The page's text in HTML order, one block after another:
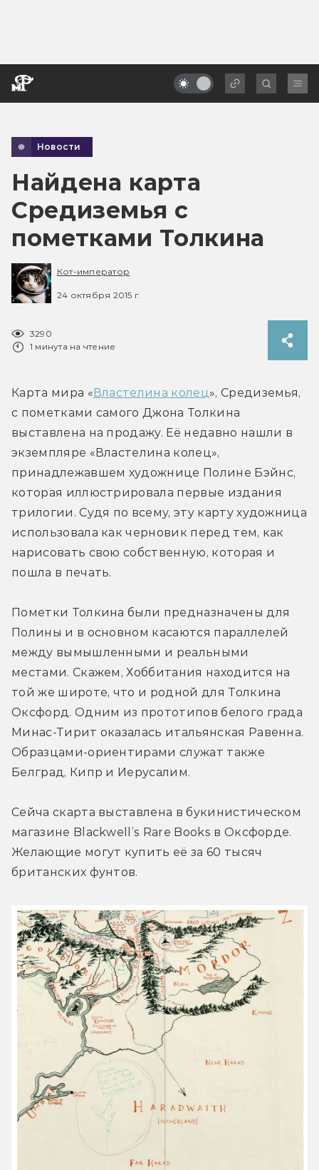
Новости
Найдена карта
Средиземья с
пометками Толкина
Кот-император
24 октября 2015 г.
3290
1 минута на чтение
Карта мира «Властелина колец », Средиземья,
с пометками самого Джона Толкина
выставлена на продажу. Её недавно нашли в
экземпляре «Властелина колец»,
принадлежавшем художнице Полине Бэйнс,
которая иллюстрировала первые издания
трилогии. Судя по всему, эту карту художница
использовала как черновик перед тем, как
нарисовать свою собственную, которая и
пошла в печать.
Пометки Толкина были предназначены для
Полины и в основном касаются параллелей
между вымышленными и реальными
местами. Скажем, Хоббитания находится на
той же широте, что и родной для Толкина
Оксфорд. Одним из прототипов белого града
Минас-Тирит оказалась итальянская Равенна.
Образцами-ориентирами служат также
Белград, Кипр и Иерусалим.
Сейча скарта выставлена в букинистическом
магазине Blackwell’s Rare Books в Оксфорде.
Желающие могут купить её за 60 тысяч
британских фунтов.